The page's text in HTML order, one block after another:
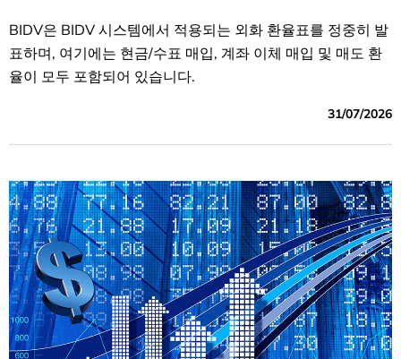
BIDV은 BIDV 시스템에서 적용되는 외화 환율표를 정중히 발
표하며, 여기에는 현금/수표 매입, 계좌 이체 매입 및 매도 환
율이 모두 포함되어 있습니다.
31/07/2026